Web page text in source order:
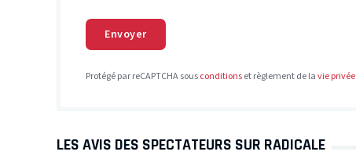
Envoyer
Protégé par reCAPTCHA sousconditionset règlement de lavie privée
LES AVIS DES SPECTATEURS SUR RADICALE